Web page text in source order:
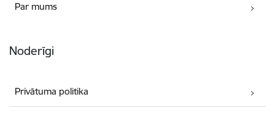
Par mums
Noderīgi
Privātuma politika